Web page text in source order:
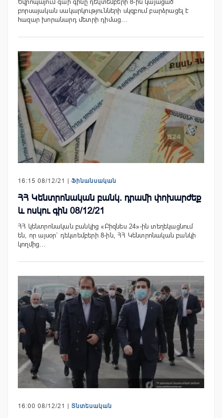
Եվրոպայում գաի գինը դեկտեմբերի 8-ին կայացած
բորսայական սակարկությունների սկզբում բարձրացել է
հազար խորանարդ մետրի դիմաց…
16:15 08/12/21 | Ֆինանսական
ՀՀ Կենտրոնական բանկ. դրամի փոխարժեք
և ոսկու գին 08/12/21
ՀՀ կենտրոնական բանկից «Բիզնես 24»-ին տեղեկացնում
են, որ այսօր` դեկտեմբերի 8-ին, ՀՀ Կենտրոնական բանկի
կողմից…
16:00 08/12/21 | Տնտեսական